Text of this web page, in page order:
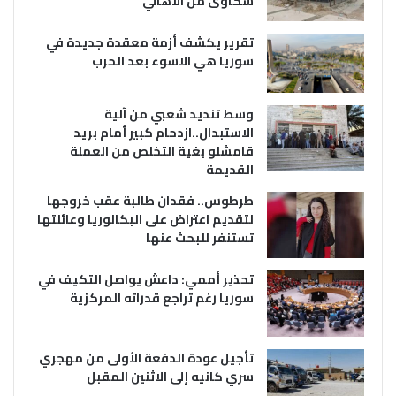
تقرير يكشف أزمة معقدة جديدة في
سوريا هي الاسوء بعد الحرب
وسط تنديد شعبي من آلية
الاستبدال..ازدحام كبير أمام بريد
قامشلو بغية التخلص من العملة
القديمة
طرطوس.. فقدان طالبة عقب خروجها
لتقديم اعتراض على البكالوريا وعائلتها
تستنفر للبحث عنها
تحذير أممي: داعش يواصل التكيف في
سوريا رغم تراجع قدراته المركزية
تأجيل عودة الدفعة الأولى من مهجري
سري كانيه إلى الاثنين المقبل